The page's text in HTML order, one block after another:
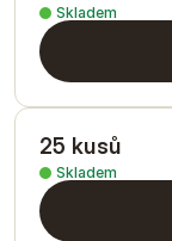
Skladem
25 kusů
Skladem